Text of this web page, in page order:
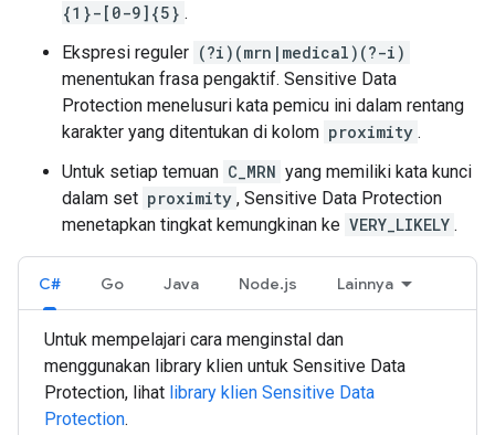
{1}-[0-9]{5} .
Ekspresi reguler (?i)(mrn|medical)(?-i)
menentukan frasa pengaktif. Sensitive Data
Protection menelusuri kata pemicu ini dalam rentang
karakter yang ditentukan di kolom proximity .
Untuk setiap temuan C_MRN yang memiliki kata kunci
dalam set proximity , Sensitive Data Protection
menetapkan tingkat kemungkinan ke VERY_LIKELY .
C# Go Java Node.js Lainnya
Untuk mempelajari cara menginstal dan
menggunakan library klien untuk Sensitive Data
Protection, lihat library klien Sensitive Data
Protection.